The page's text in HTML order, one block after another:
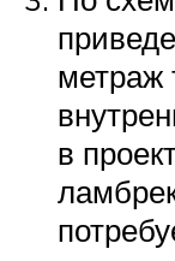
метраж
в